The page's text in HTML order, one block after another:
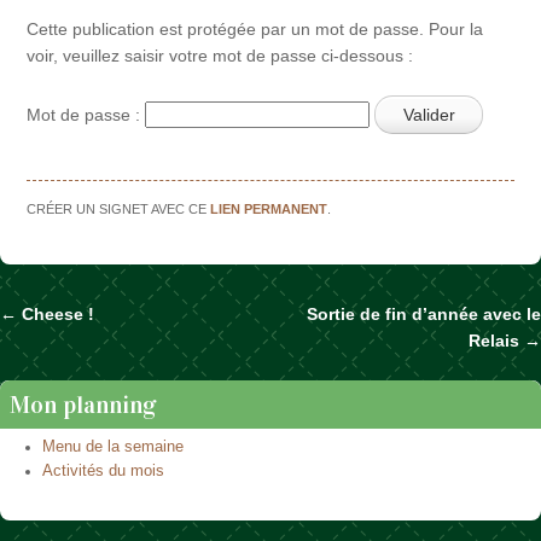
Cette publication est protégée par un mot de passe. Pour la
voir, veuillez saisir votre mot de passe ci-dessous :
Mot de passe :
CRÉER UN SIGNET AVEC CELIEN PERMANENT
Naviguer dans les articles
← Cheese !
Sortie de fin d’année avec le
Relais →
Mon planning
Menu de la semaine
Activités du mois